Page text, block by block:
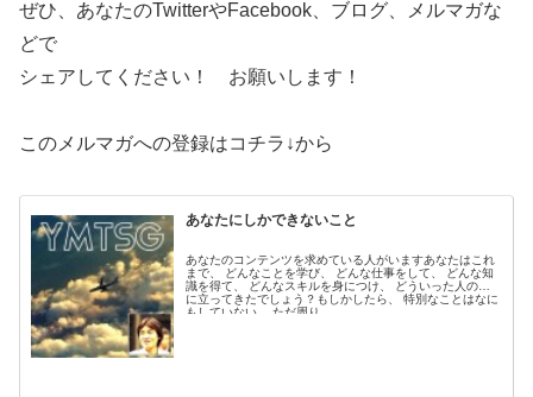
ぜひ、あなたのTwitterやFacebook、ブログ、メルマガな
どで
シェアしてください！ お願いします！
このメルマガへの登録はコチラ↓から
あなたにしかできないこと
あなたのコンテンツを求めている人がいますあなたはこれ
まで、 どんなことを学び、 どんな仕事をして、 どんな知
識を得て、 どんなスキルを身につけ、 どういった人の役
に立ってきたでしょう？もしかしたら、 特別なことはなに
もしていない、 ただ周り...